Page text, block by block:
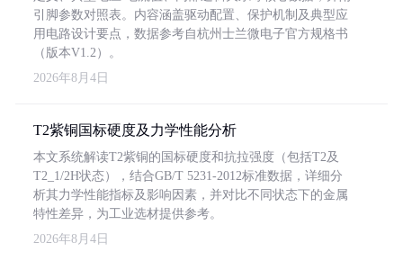
引脚参数对照表。内容涵盖驱动配置、保护机制及典型应
用电路设计要点，数据参考自杭州士兰微电子官方规格书
（版本V1.2）。
2026年8月4日
T2紫铜国标硬度及力学性能分析
本文系统解读T2紫铜的国标硬度和抗拉强度（包括T2及
T2_1/2H状态），结合GB/T 5231-2012标准数据，详细分
析其力学性能指标及影响因素，并对比不同状态下的金属
特性差异，为工业选材提供参考。
2026年8月4日